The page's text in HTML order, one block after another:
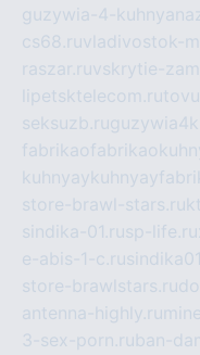
guzywia-4-
cs68.ruvladivostok-
raszar.ruvskrytie-
lipetsktelecom.ru
seksuzb.ru
store-brawl-stars.ru
sindika-01.rusp-life.ru
e-abis-1-c.ru
store-brawlstars.ru
antenna-highly.ru
3-sex-porn.ruban-